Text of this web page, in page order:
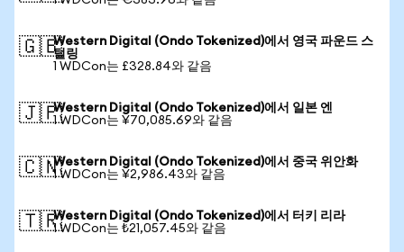
🇬🇧Western Digital (Ondo Tokenized)에서 영국 파운드 스
털링
1 WDCon는 £328.84와 같음
🇯🇵Western Digital (Ondo Tokenized)에서 일본 엔
1 WDCon는 ¥70,085.69와 같음
🇨🇳Western Digital (Ondo Tokenized)에서 중국 위안화
1 WDCon는 ¥2,986.43와 같음
🇹🇷Western Digital (Ondo Tokenized)에서 터키 리라
1 WDCon는 ₺21,057.45와 같음